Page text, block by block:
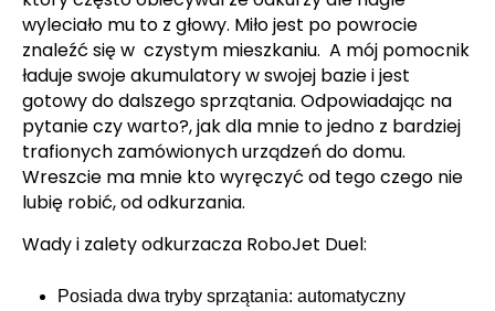
wyleciało mu to z głowy. Miło jest po powrocie
znaleźć się w czystym mieszkaniu. A mój pomocnik
ładuje swoje akumulatory w swojej bazie i jest
gotowy do dalszego sprzątania. Odpowiadając na
pytanie czy warto?, jak dla mnie to jedno z bardziej
trafionych zamówionych urządzeń do domu.
Wreszcie ma mnie kto wyręczyć od tego czego nie
lubię robić, od odkurzania.
Wady i zalety odkurzacza RoboJet Duel:
Posiada dwa tryby sprzątania: automatyczny